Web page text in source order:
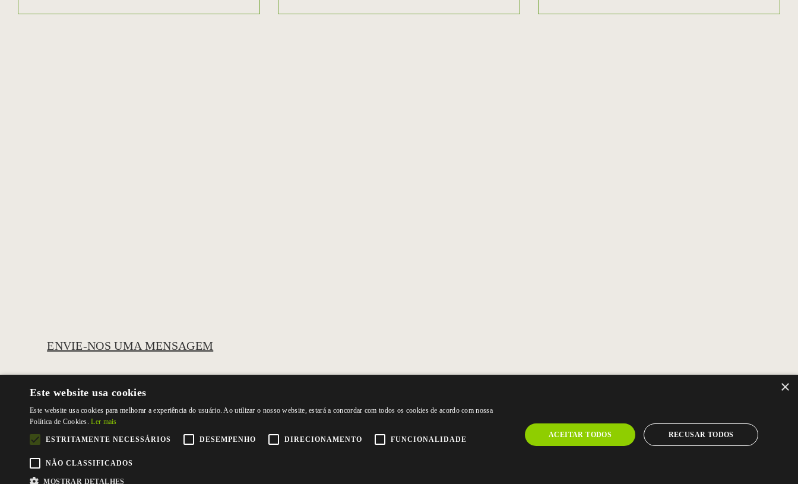
ENVIE-NOS UMA MENSAGEM
×
Este website usa cookies
Este website usa cookies para melhorar a experiência do usuário. Ao utilizar o nosso website, estará a concordar com todos os cookies de acordo com nossa
Política de Cookies.Ler mais
ESTRITAMENTE NECESSÁRIOS DESEMPENHO DIRECIONAMENTO FUNCIONALIDADE
NÃO CLASSIFICADOS
MOSTRAR DETALHES
ACEITAR TODOS RECUSAR TODOS